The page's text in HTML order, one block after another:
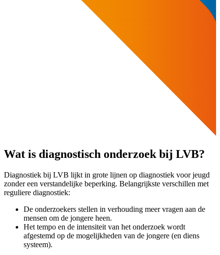
Wat is diagnostisch onderzoek bij LVB?
Diagnostiek bij LVB lijkt in grote lijnen op diagnostiek voor jeugd
zonder een verstandelijke beperking. Belangrijkste verschillen met
reguliere diagnostiek:
De onderzoekers stellen in verhouding meer vragen aan de
mensen om de jongere heen.
Het tempo en de intensiteit van het onderzoek wordt
afgestemd op de mogelijkheden van de jongere (en diens
systeem).